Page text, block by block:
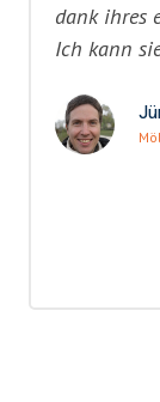
dank ihres
Ich kann